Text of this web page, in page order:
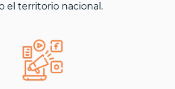
el territorio nacional.